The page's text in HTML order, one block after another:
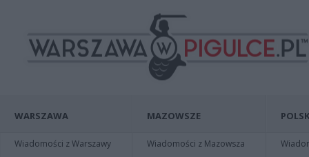
WARSZAWA
Wiadomości z Warszawy
MAZOWSZE
Wiadomości z Mazowsza